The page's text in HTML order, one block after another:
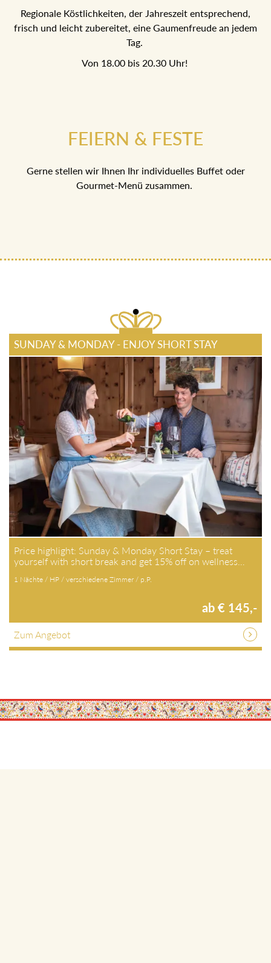
Regionale Köstlichkeiten, der Jahreszeit entsprechend,
frisch und leicht zubereitet, eine Gaumenfreude an jedem
Tag.
Von 18.00 bis 20.30 Uhr!
FEIERN & FESTE
Gerne stellen wir Ihnen Ihr individuelles Buffet oder
Gourmet-Menü zusammen.
SUNDAY & MONDAY - ENJOY SHORT STAY
Price highlight: Sunday & Monday Short Stay – treat
yourself with short break and get 15% off on wellness…
1 Nächte / HP / verschiedene Zimmer / p.P.
ab € 145,-
Zum Angebot